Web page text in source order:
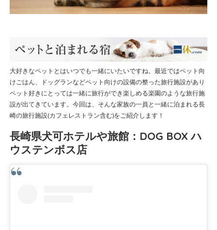
大好きなペットとはいつでも一緒にいたいですね。最近ではペット向
けごはん、ドッグランなどペット向けの設備の整った旅行施設があり
ペット好きにとっては一緒に旅行ができ楽しめる楽園のような旅行施
設が出てきています。今回は、そんな家族の一員と一緒に泊まれる長
崎の旅行施設(カフェレストラン含む)をご紹介します！
長崎県犬可ホテルや旅館：DOG BOX ハ
ウステンボス店